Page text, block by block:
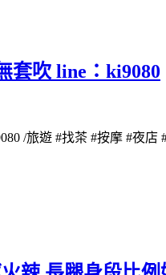
套吹 line：ki9080
/旅遊 #找茶 #按摩 #夜店